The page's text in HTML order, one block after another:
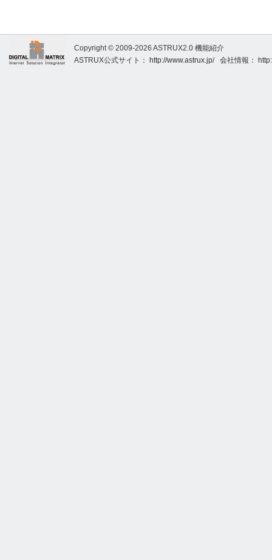
Copyright © 2009-2026 ASTRUX2.0 機能紹介
ASTRUX公式サイト：
http://www.astrux.jp/会社情報：